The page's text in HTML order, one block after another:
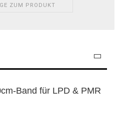
ZUM PRODUKT
Band für LPD & PMR